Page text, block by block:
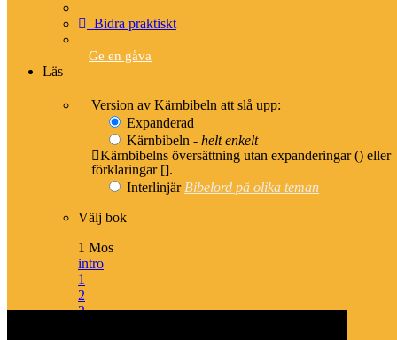
Bidra praktiskt
Ge en gåva
Läs
Version av Kärnbibeln att slå upp:
Expanderad
Kärnbibeln - helt enkelt
Kärnbibelns översättning utan expanderingar () eller
förklaringar [].
Interlinjär Bibelord på olika teman
Välj bok
1 Mos
intro
1
2
3
info@karnbibeln.se
Bidra
Nyhetsbrev
Stöd arbetet